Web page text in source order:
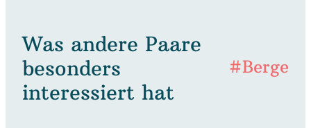
Was andere Paare
besonders
interessiert hat
#Berge